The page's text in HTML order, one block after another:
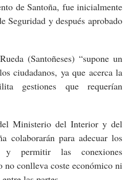
de Santoña, fue inicialmente
Seguridad y después aprobado
(Santoñeses) “supone un
ciudadanos, ya que acerca la
gestiones que requerían
Ministerio del Interior y del
colaborarán para adecuar los
y permitir las conexiones
no conlleva coste económico ni